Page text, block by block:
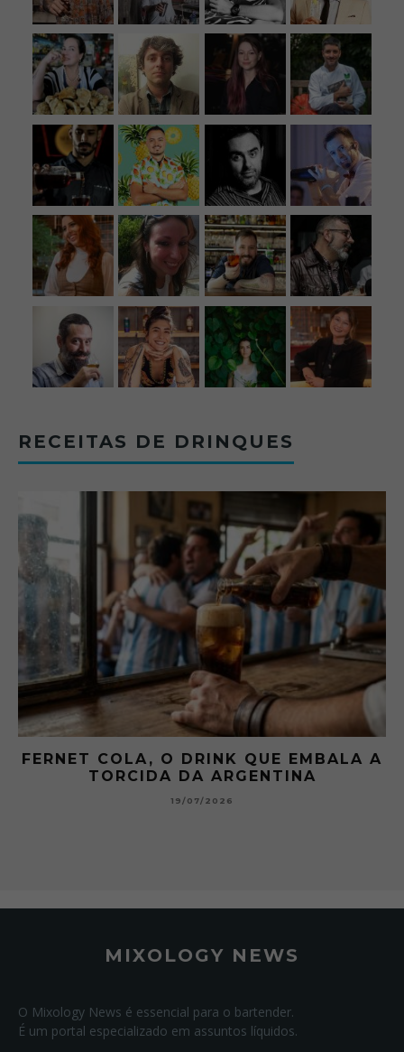
RECEITAS DE DRINQUES
FERNET COLA, O DRINK QUE EMBALA A
TORCIDA DA ARGENTINA
19/07/2026
MIXOLOGY NEWS
O Mixology News é essencial para o bartender.
É um portal especializado em assuntos líquidos.